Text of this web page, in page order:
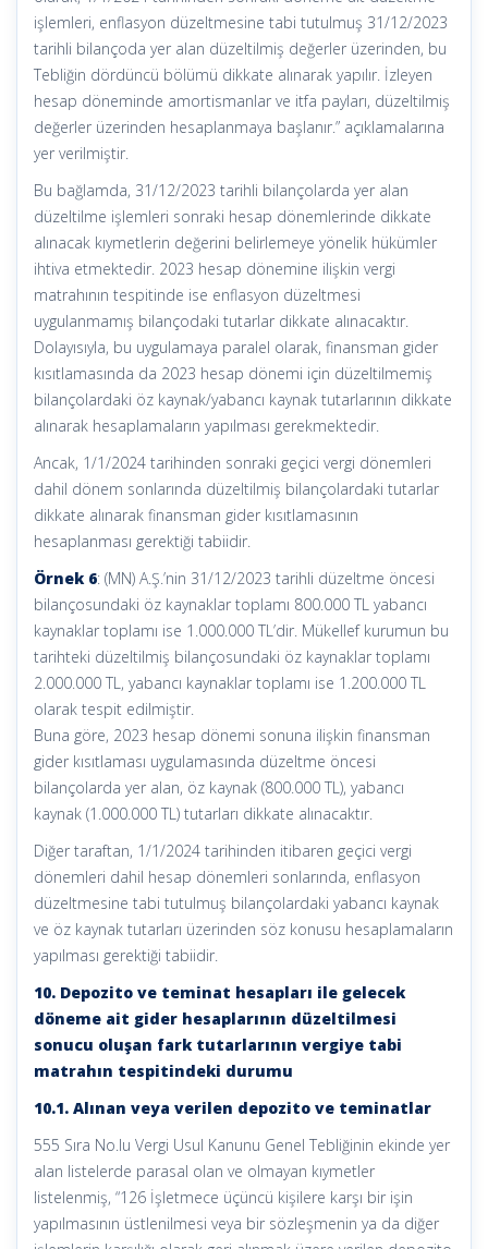
işlemleri, enflasyon düzeltmesine tabi tutulmuş 31/12/2023
tarihli bilançoda yer alan düzeltilmiş değerler üzerinden, bu
Tebliğin dördüncü bölümü dikkate alınarak yapılır. İzleyen
hesap döneminde amortismanlar ve itfa payları, düzeltilmiş
değerler üzerinden hesaplanmaya başlanır.” açıklamalarına
yer verilmiştir.
Bu bağlamda, 31/12/2023 tarihli bilançolarda yer alan
düzeltilme işlemleri sonraki hesap dönemlerinde dikkate
alınacak kıymetlerin değerini belirlemeye yönelik hükümler
ihtiva etmektedir. 2023 hesap dönemine ilişkin vergi
matrahının tespitinde ise enflasyon düzeltmesi
uygulanmamış bilançodaki tutarlar dikkate alınacaktır.
Dolayısıyla, bu uygulamaya paralel olarak, finansman gider
kısıtlamasında da 2023 hesap dönemi için düzeltilmemiş
bilançolardaki öz kaynak/yabancı kaynak tutarlarının dikkate
alınarak hesaplamaların yapılması gerekmektedir.
Ancak, 1/1/2024 tarihinden sonraki geçici vergi dönemleri
dahil dönem sonlarında düzeltilmiş bilançolardaki tutarlar
dikkate alınarak finansman gider kısıtlamasının
hesaplanması gerektiği tabiidir.
Örnek 6: (MN) A.Ş.’nin 31/12/2023 tarihli düzeltme öncesi
bilançosundaki öz kaynaklar toplamı 800.000 TL yabancı
kaynaklar toplamı ise 1.000.000 TL’dir. Mükellef kurumun bu
tarihteki düzeltilmiş bilançosundaki öz kaynaklar toplamı
2.000.000 TL, yabancı kaynaklar toplamı ise 1.200.000 TL
olarak tespit edilmiştir.
Buna göre, 2023 hesap dönemi sonuna ilişkin finansman
gider kısıtlaması uygulamasında düzeltme öncesi
bilançolarda yer alan, öz kaynak (800.000 TL), yabancı
kaynak (1.000.000 TL) tutarları dikkate alınacaktır.
Diğer taraftan, 1/1/2024 tarihinden itibaren geçici vergi
dönemleri dahil hesap dönemleri sonlarında, enflasyon
düzeltmesine tabi tutulmuş bilançolardaki yabancı kaynak
ve öz kaynak tutarları üzerinden söz konusu hesaplamaların
yapılması gerektiği tabiidir.
10. Depozito ve teminat hesapları ile gelecek
döneme ait gider hesaplarının düzeltilmesi
sonucu oluşan fark tutarlarının vergiye tabi
matrahın tespitindeki durumu
10.1. Alınan veya verilen depozito ve teminatlar
555 Sıra No.lu Vergi Usul Kanunu Genel Tebliğinin ekinde yer
alan listelerde parasal olan ve olmayan kıymetler
listelenmiş, “126 İşletmece üçüncü kişilere karşı bir işin
yapılmasının üstlenilmesi veya bir sözleşmenin ya da diğer